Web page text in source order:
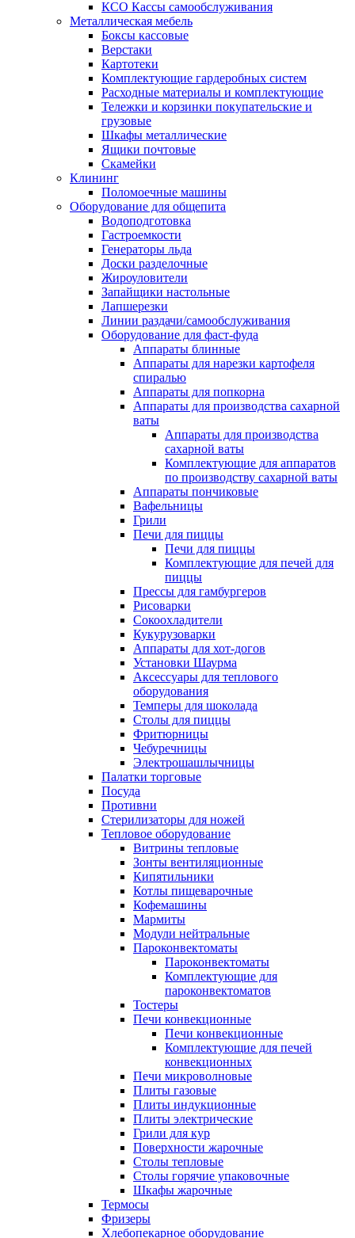
КСО Кассы самообслуживания
Металлическая мебель
Боксы кассовые
Верстаки
Картотеки
Комплектующие гардеробных систем
Расходные материалы и комплектующие
Тележки и корзинки покупательские и
грузовые
Шкафы металлические
Ящики почтовые
Скамейки
Клининг
Поломоечные машины
Оборудование для общепита
Водоподготовка
Гастроемкости
Генераторы льда
Доски разделочные
Жироуловители
Запайщики настольные
Лапшерезки
Линии раздачи/самообслуживания
Оборудование для фаст-фуда
Аппараты блинные
Аппараты для нарезки картофеля
спиралью
Аппараты для попкорна
Аппараты для производства сахарной
ваты
Аппараты для производства
сахарной ваты
Комплектующие для аппаратов
по производству сахарной ваты
Аппараты пончиковые
Вафельницы
Грили
Печи для пиццы
Печи для пиццы
Комплектующие для печей для
пиццы
Прессы для гамбургеров
Рисоварки
Сокоохладители
Кукурузоварки
Аппараты для хот-догов
Установки Шаурма
Аксессуары для теплового
оборудования
Темперы для шоколада
Столы для пиццы
Фритюрницы
Чебуречницы
Электрошашлычницы
Палатки торговые
Посуда
Противни
Стерилизаторы для ножей
Тепловое оборудование
Витрины тепловые
Зонты вентиляционные
Кипятильники
Котлы пищеварочные
Кофемашины
Мармиты
Модули нейтральные
Пароконвектоматы
Пароконвектоматы
Комплектующие для
пароконвектоматов
Тостеры
Печи конвекционные
Печи конвекционные
Комплектующие для печей
конвекционных
Печи микроволновые
Плиты газовые
Плиты индукционные
Плиты электрические
Грили для кур
Поверхности жарочные
Столы тепловые
Столы горячие упаковочные
Шкафы жарочные
Термосы
Фризеры
Хлебопекарное оборудование